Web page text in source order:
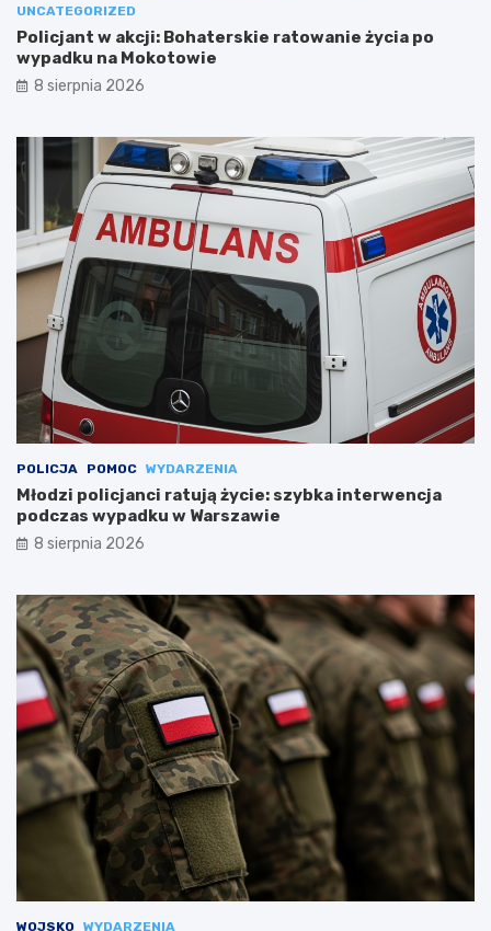
UNCATEGORIZED
Policjant w akcji: Bohaterskie ratowanie życia po
wypadku na Mokotowie
8 sierpnia 2026
POLICJA POMOC WYDARZENIA
Młodzi policjanci ratują życie: szybka interwencja
podczas wypadku w Warszawie
8 sierpnia 2026
WOJSKO WYDARZENIA